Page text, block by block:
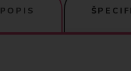
POPIS